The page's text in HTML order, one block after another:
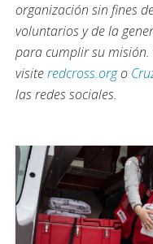
organización sin fines
voluntarios y de la
para cumplir su
visiteredcross.orgo
las redes sociales.